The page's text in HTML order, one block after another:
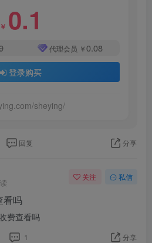
￥ 0.1
代理会员 ￥0.08
登录购买
sheying/
回复 分享
关注 私信
看吗
费查看吗
1 分享